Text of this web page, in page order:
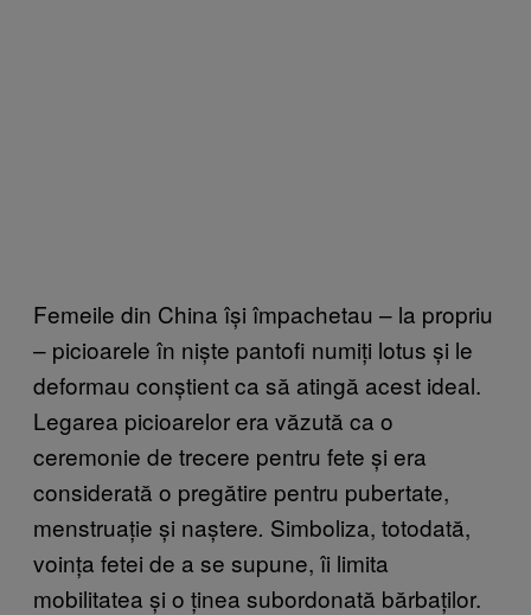
Femeile din China își împachetau – la propriu
– picioarele în niște pantofi numiți lotus și le
deformau conștient ca să atingă acest ideal.
Legarea picioarelor era văzută ca o
ceremonie de trecere pentru fete și era
considerată o pregătire pentru pubertate,
menstruație și naștere. Simboliza, totodată,
voința fetei de a se supune, îi limita
mobilitatea și o ținea subordonată bărbaților.